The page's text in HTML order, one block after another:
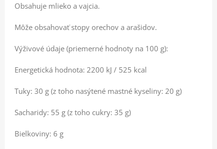
Obsahuje mlieko a vajcia.
Môže obsahovať stopy orechov a arašidov.
Výživové údaje (priemerné hodnoty na 100 g):
Energetická hodnota: 2200 kJ / 525 kcal
Tuky: 30 g (z toho nasýtené mastné kyseliny: 20 g)
Sacharidy: 55 g (z toho cukry: 35 g)
Bielkoviny: 6 g